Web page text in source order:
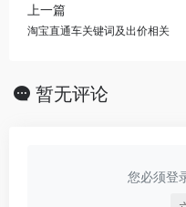
上一篇
淘宝直通车关键词及出价相关
暂无评论
您必须登